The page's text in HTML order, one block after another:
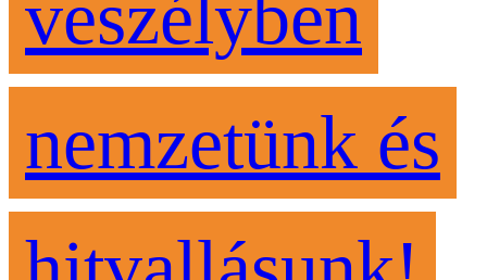
veszélyben
nemzetünk és